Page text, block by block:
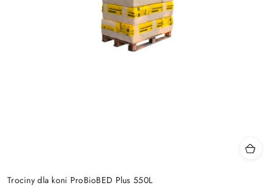
Trociny dla koni ProBioBED Plus 550L